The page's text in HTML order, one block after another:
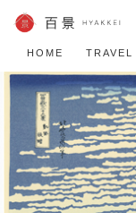
HOME TRAVEL